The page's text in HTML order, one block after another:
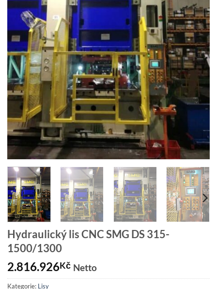
Hydraulický lis CNC SMG DS 315-
1500/1300
2.816.926Kč Netto
Kategorie: Lisy